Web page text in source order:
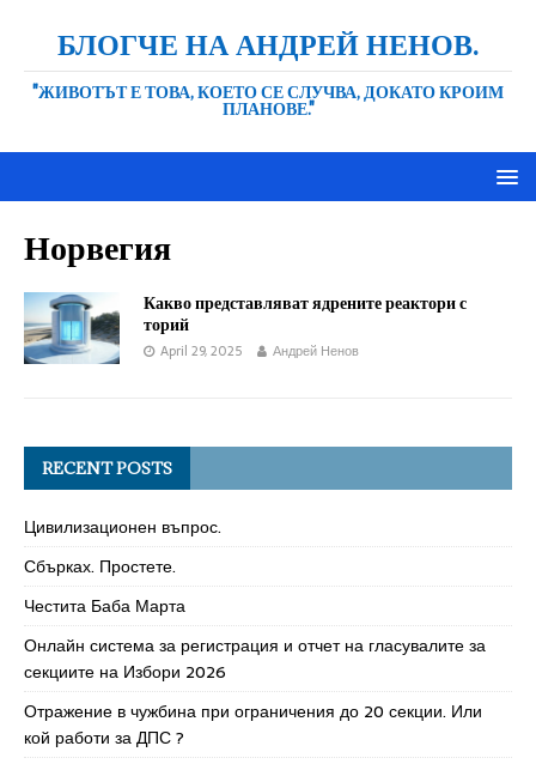
БЛОГЧЕ НА АНДРЕЙ НЕНОВ.
"ЖИВОТЪТ Е ТОВА, КОЕТО СЕ СЛУЧВА, ДОКАТО КРОИМ
ПЛАНОВЕ."
Норвегия
Какво представляват ядрените реактори с
торий
April 29, 2025 Андрей Ненов
RECENT POSTS
Цивилизационен въпрос.
Сбърках. Простете.
Честита Баба Марта
Онлайн система за регистрация и отчет на гласувалите за
секциите на Избори 2026
Отражение в чужбина при ограничения до 20 секции. Или
кой работи за ДПС ?